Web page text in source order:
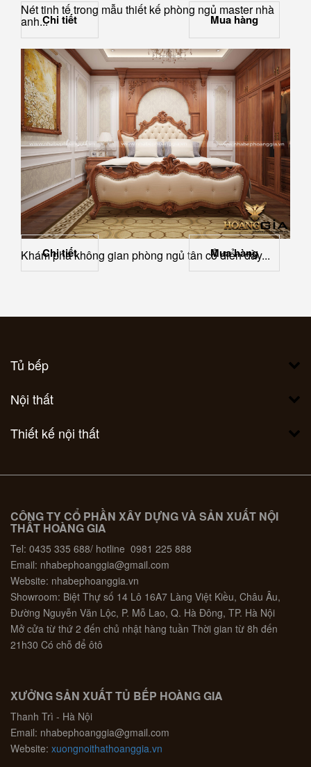
Nét tinh tế trong mẫu thiết kế phòng ngủ master nhà
anh...Chi tiết Mua hàng
Khám phá không gian phòng ngủ tân cổ điển đầy...
Chi tiết Mua hàng
Tủ bếp
Nội thất
Thiết kế nội thất
CÔNG TY CỔ PHẦN XÂY DỰNG VÀ SẢN XUẤT NỘI
THẤT HOÀNG GIA
Tel: 0435 335 688/ hotline 0981 225 888
Email: nhabephoanggia@gmail.com
Website: nhabephoanggia.vn
Showroom: Biệt Thự số 14 Lô 16A7 Làng Việt Kiều, Châu Âu,
Đường Nguyễn Văn Lộc, P. Mỗ Lao, Q. Hà Đông, TP. Hà Nội
Mở cửa từ thứ 2 đến chủ nhật hàng tuần Thời gian từ 8h đến
21h30 Có chỗ để ôtô
XƯỞNG SẢN XUẤT TỦ BẾP HOÀNG GIA
Thanh Trì - Hà Nội
Email: nhabephoanggia@gmail.com
Website: xuongnoithathoanggia.vn